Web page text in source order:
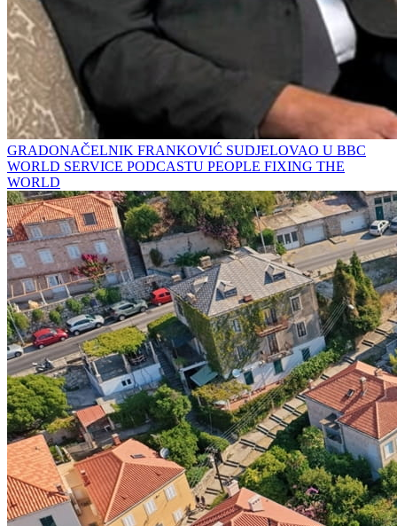
GRADONAČELNIK FRANKOVIĆ SUDJELOVAO U BBC
WORLD SERVICE PODCASTU PEOPLE FIXING THE
WORLD